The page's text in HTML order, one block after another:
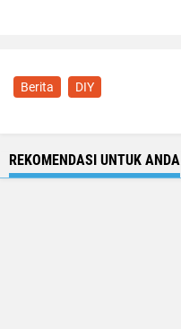
Berita DIY
REKOMENDASI UNTUK ANDA